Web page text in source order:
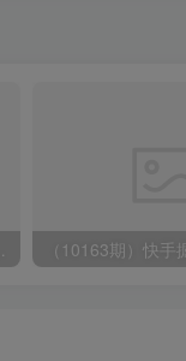
一天1W＋！